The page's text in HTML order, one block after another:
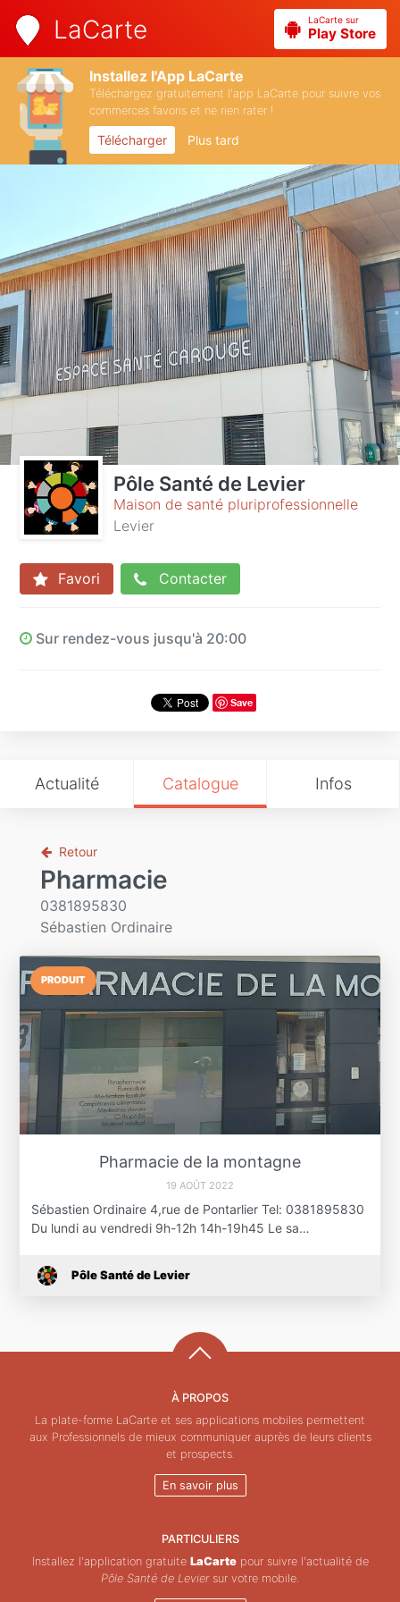
LaCarte LaCarte sur
Play Store
Installez l'App LaCarte
Téléchargez gratuitement l'app LaCarte pour suivre vos
commerces favoris et ne rien rater !
Télécharger Plus tard
Pôle Santé de Levier
Maison de santé pluriprofessionnelle
Levier
Favori Contacter
Sur rendez-vous jusqu'à 20:00
Save
Actualité Catalogue Infos
Retour
Pharmacie
0381895830
Sébastien Ordinaire
PRODUIT
Pharmacie de la montagne
19 AOÛT 2022
Sébastien Ordinaire 4,rue de Pontarlier Tel: 0381895830
Du lundi au vendredi 9h-12h 14h-19h45 Le sa…
Pôle Santé de Levier
À PROPOS
La plate-forme LaCarte et ses applications mobiles permettent
aux Professionnels de mieux communiquer auprès de leurs clients
et prospects.
En savoir plus
PARTICULIERS
Installez l'application gratuite LaCartepour suivre l'actualité de
Pôle Santé de Leviersur votre mobile.